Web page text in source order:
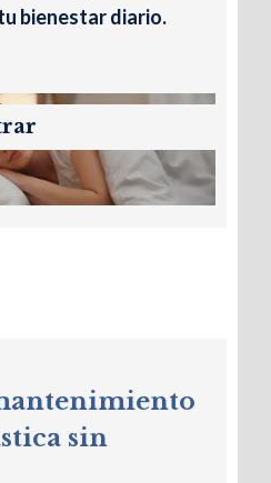
bienestar diario.
ya no te
a descansar
sin